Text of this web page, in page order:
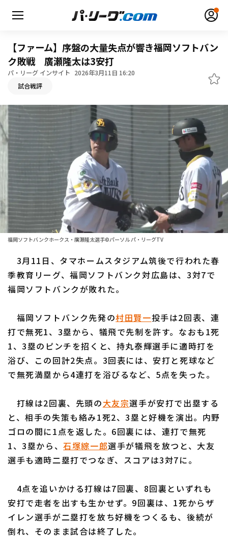
HOME
動画
日程・結果
順位表･成績
1軍公式戦
ファーム東地区
ファーム西地区
交流戦
選手名鑑
選手名鑑トップ
北海道日本ハムファイターズ
東北楽天ゴールデンイーグルス
千葉ロッテマリーンズ
オリックス・バファローズ
福岡ソフトバンクホークス
ニュース
設定
利用規約 プライバシーポリシー
【ファーム】序盤の大量失点が響き福岡ソフトバン
ク敗戦 廣瀬隆太は3安打
パ・リーグ インサイト 2026年3月11日 16:20
試合戦評
福岡ソフトバンクホークス・廣瀬隆太選手©パーソル パ・リーグTV
3月11日、タマホームスタジアム筑後で行われた春
季教育リーグ、福岡ソフトバンク対広島は、3対7で
福岡ソフトバンクが敗れた。
福岡ソフトバンク先発の村田賢一投手は2回表、連
打で無死1、3塁から、犠飛で先制を許す。なおも1死
1、3塁のピンチを招くと、持丸泰輝選手に適時打を
浴び、この回計2失点。3回表には、安打と死球など
で無死満塁から4連打を浴びるなど、5点を失った。
打線は2回裏、先頭の大友宗選手が安打で出塁する
と、相手の失策も絡み1死2、3塁と好機を演出。内野
ゴロの間に1点を返した。6回裏には、連打で無死
1、3塁から、石塚綜一郎選手が犠飛を放つと、大友
選手も適時二塁打でつなぎ、スコアは3対7に。
4点を追いかける打線は7回裏、8回裏といずれも
安打で走者を出すも生かせず。9回裏は、1死からザ
イレン選手が二塁打を放ち好機をつくるも、後続が
倒れ、そのまま試合は終了した。